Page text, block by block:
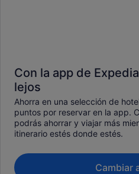
Con la app de
lejos
Ahorra en una selección de
puntos por reservar en la app.
podrás ahorrar y viajar más
itinerario estés donde estés.
Cambiar